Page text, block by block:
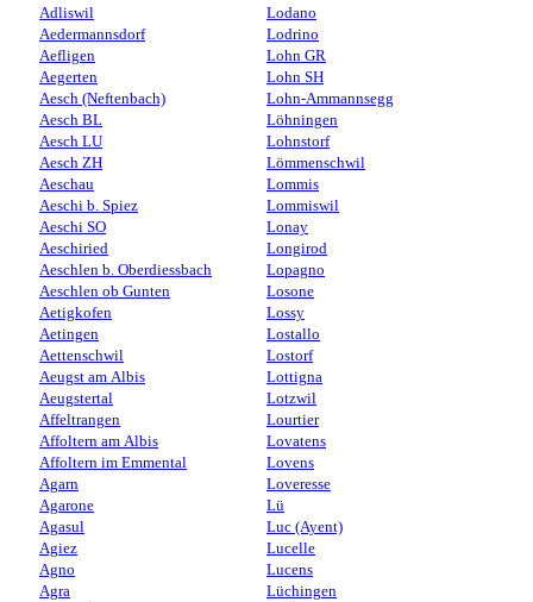
Adliswil
Aedermannsdorf
Aefligen
Aegerten
Aesch (Neftenbach)
Aesch BL
Aesch LU
Aesch ZH
Aeschau
Aeschi b. Spiez
Aeschi SO
Aeschiried
Aeschlen b. Oberdiessbach
Aeschlen ob Gunten
Aetigkofen
Aetingen
Aettenschwil
Aeugst am Albis
Aeugstertal
Affeltrangen
Affoltern am Albis
Affoltern im Emmental
Agarn
Agarone
Agasul
Agiez
Agno
Agra
Lodano
Lodrino
Lohn GR
Lohn SH
Lohn-Ammannsegg
Löhningen
Lohnstorf
Lömmenschwil
Lommis
Lommiswil
Lonay
Longirod
Lopagno
Losone
Lossy
Lostallo
Lostorf
Lottigna
Lotzwil
Lourtier
Lovatens
Lovens
Loveresse
Lü
Luc (Ayent)
Lucelle
Lucens
Lüchingen